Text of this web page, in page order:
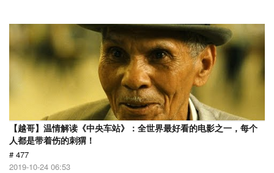
【越哥】温情解读《中央车站》：全世界最好看的电影之一，每个
人都是带着伤的刺猬！
# 477
2019-10-24 06:53